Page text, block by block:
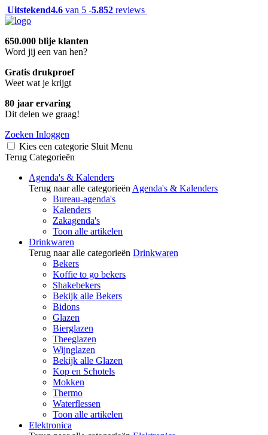
Uitstekend4.6 van 5 -5.852 reviews
650.000 blije klanten
Word jij een van hen?
Gratis drukproef
Weet wat je krijgt
80 jaar ervaring
Dit delen we graag!
Zoeken Inloggen
Kies een categorie Sluit Menu
Terug Categorieën
Agenda's & Kalenders
Terug naar alle categorieën Agenda's & Kalenders
Bureau-agenda's
Kalenders
Zakagenda's
Toon alle artikelen
Drinkwaren
Terug naar alle categorieën Drinkwaren
Bekers
Koffie to go bekers
Shakebekers
Bekijk alle Bekers
Bidons
Glazen
Bierglazen
Theeglazen
Wijnglazen
Bekijk alle Glazen
Kop en Schotels
Mokken
Thermo
Waterflessen
Toon alle artikelen
Elektronica